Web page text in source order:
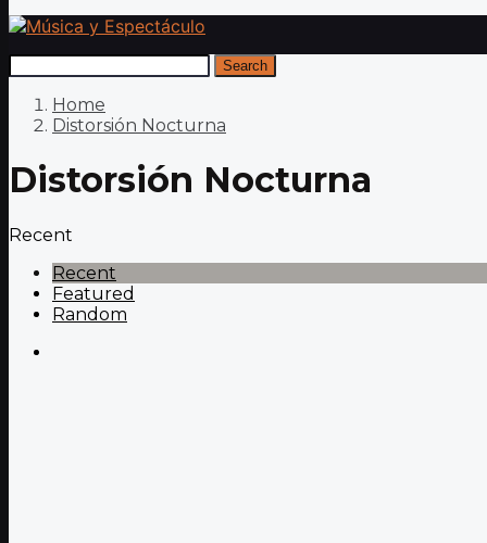
Search
Home
Distorsión Nocturna
Distorsión Nocturna
Recent
Recent
Featured
Random